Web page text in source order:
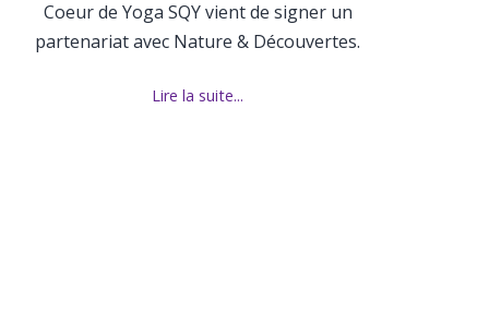
Coeur de Yoga SQY vient de signer un
partenariat avec Nature & Découvertes.
Lire la suite...